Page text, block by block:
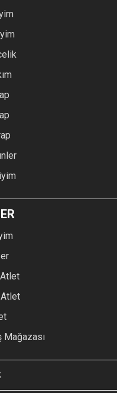
Atlet
Mağazası